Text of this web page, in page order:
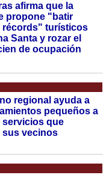
afirma que la
propone "batir
récords" turísticos
Santa y rozar el
de ocupación
regional ayuda a
pequeños a
servicios que
sus vecinos